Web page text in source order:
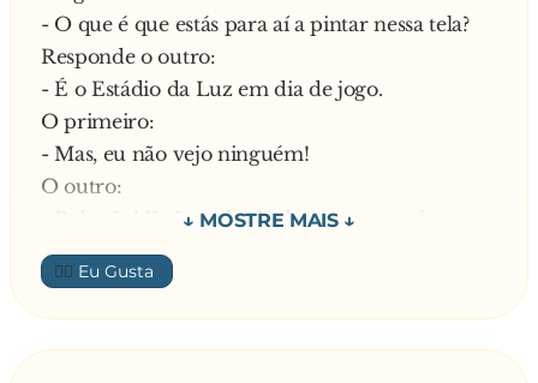
- Non.. Non. Non plecisa cortar Cai sozinho!
- O que é que estás para aí a pintar nessa tela?
Responde o outro:
- É o Estádio da Luz em dia de jogo.
O primeiro:
- Mas, eu não vejo ninguém!
O outro:
- Pois não! Estão todos lá dentro a ver o jogo
—
👍🏼